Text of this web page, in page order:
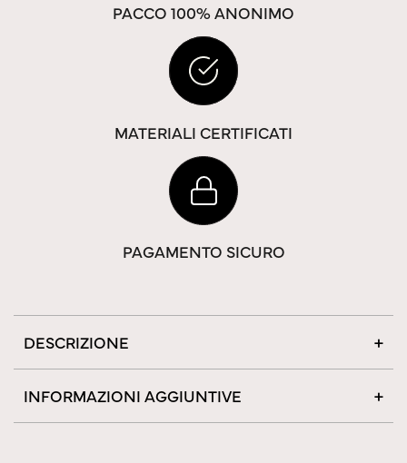
PACCO 100% ANONIMO
MATERIALI CERTIFICATI
PAGAMENTO SICURO
DESCRIZIONE
INFORMAZIONI AGGIUNTIVE